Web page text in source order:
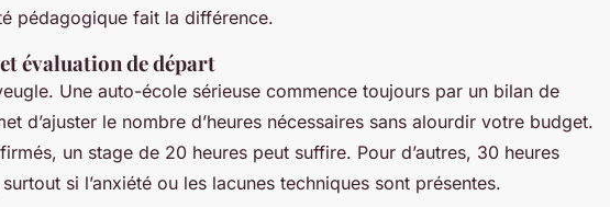
pédagogique fait la différence.
évaluation de départ
Une auto-école sérieuse commence toujours par un bilan de
d’ajuster le nombre d’heures nécessaires sans alourdir votre budget.
un stage de 20 heures peut suffire. Pour d’autres, 30 heures
si l’anxiété ou les lacunes techniques sont présentes.